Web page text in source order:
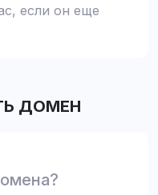
если он еще
ДОМЕН